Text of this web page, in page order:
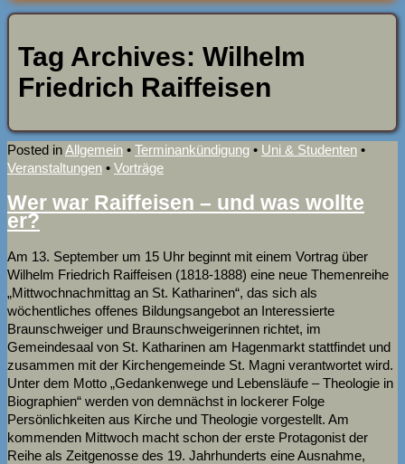
Tag Archives: Wilhelm
Friedrich Raiffeisen
Posted inAllgemein • Terminankündigung • Uni & Studenten •
Veranstaltungen • Vorträge
Wer war Raiffeisen – und was wollte
er?
Am 13. September um 15 Uhr beginnt mit einem Vortrag über
Wilhelm Friedrich Raiffeisen (1818-1888) eine neue Themenreihe
„Mittwochnachmittag an St. Katharinen“, das sich als
wöchentliches offenes Bildungsangebot an Interessierte
Braunschweiger und Braunschweigerinnen richtet, im
Gemeindesaal von St. Katharinen am Hagenmarkt stattfindet und
zusammen mit der Kirchengemeinde St. Magni verantwortet wird.
Unter dem Motto „Gedankenwege und Lebensläufe – Theologie in
Biographien“ werden von demnächst in lockerer Folge
Persönlichkeiten aus Kirche und Theologie vorgestellt. Am
kommenden Mittwoch macht schon der erste Protagonist der
Reihe als Zeitgenosse des 19. Jahrhunderts eine Ausnahme,